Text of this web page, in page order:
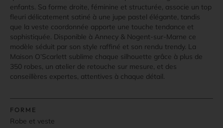
enfants. Sa forme droite, féminine et structurée, associe un top
fleuri délicatement satiné à une jupe pastel élégante, tandis
que la veste coordonnée apporte une touche tendance et
sophistiquée. Disponible à Annecy & Nogent-sur-Marne ce
modèle séduit par son style raffiné et son rendu trendy. La
Maison O’Scarlett sublime chaque silhouette grâce à plus de
350 robes, un atelier de retouche sur mesure, et des
conseillères expertes, attentives à chaque détail.
FORME
Robe et veste